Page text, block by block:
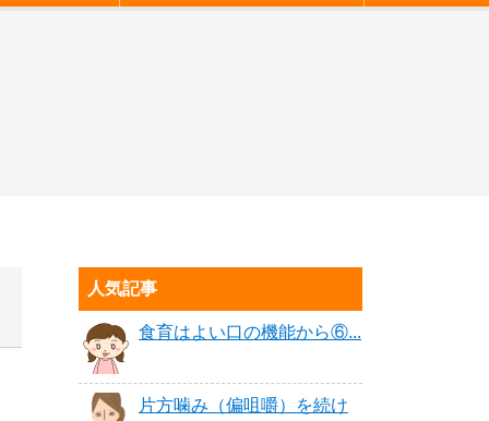
人気記事
食育はよい口の機能から⑥...
片方噛み（偏咀嚼）を続け